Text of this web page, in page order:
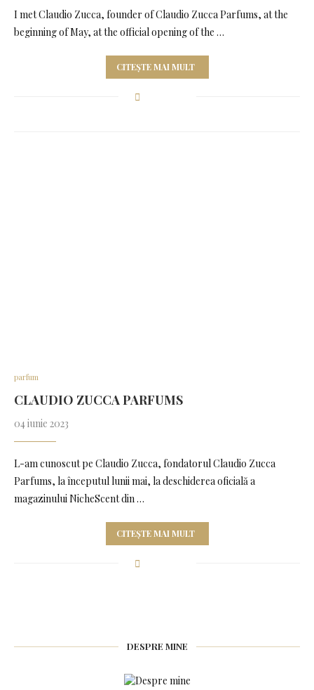
I met Claudio Zucca, founder of Claudio Zucca Parfums, at the
beginning of May, at the official opening of the …
CITEȘTE MAI MULT
parfum
CLAUDIO ZUCCA PARFUMS
04 iunie 2023
L-am cunoscut pe Claudio Zucca, fondatorul Claudio Zucca
Parfums, la începutul lunii mai, la deschiderea oficială a
magazinului NicheScent din …
CITEȘTE MAI MULT
DESPRE MINE